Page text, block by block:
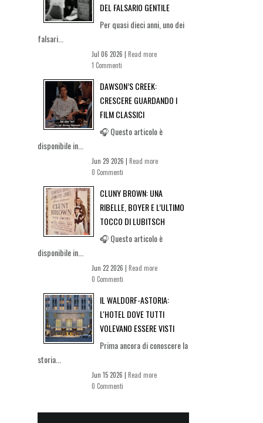
DEL FALSARIO GENTILE
Per quasi dieci anni, uno dei
falsari...
Jul 06 2026 | Read more
1 Commenti
DAWSON’S CREEK:
CRESCERE GUARDANDO I
FILM CLASSICI
🎧 Questo articolo è
disponibile in...
Jun 29 2026 | Read more
0 Commenti
CLUNY BROWN: UNA
RIBELLE, BOYER E L’ULTIMO
TOCCO DI LUBITSCH
🎧 Questo articolo è
disponibile in...
Jun 22 2026 | Read more
0 Commenti
IL WALDORF-ASTORIA:
L'HOTEL DOVE TUTTI
VOLEVANO ESSERE VISTI
Prima ancora di conoscere la
storia...
Jun 15 2026 | Read more
0 Commenti